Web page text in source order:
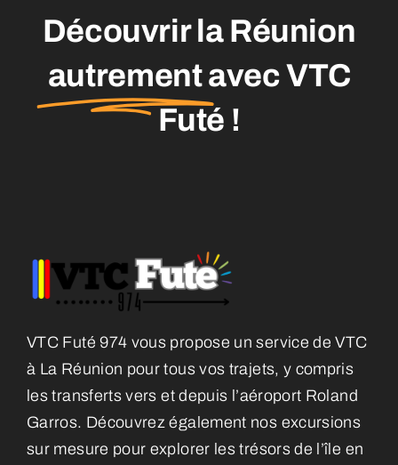
Découvrir la Réunion
autrementavec VTC
Futé !
VTC Futé 974 vous propose un service de VTC
à La Réunion pour tous vos trajets, y compris
les transferts vers et depuis l’aéroport Roland
Garros. Découvrez également nos excursions
sur mesure pour explorer les trésors de l’île en